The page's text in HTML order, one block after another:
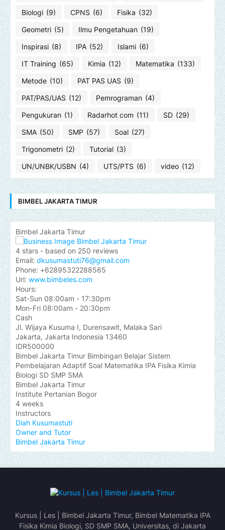
Biologi (9) CPNS (6) Fisika (32)
Geometri (5) Ilmu Pengetahuan (19)
Inspirasi (8) IPA (52) Islami (6)
IT Training (65) Kimia (12) Matematika (133)
Metode (10) PAT PAS UAS (9)
PAT/PAS/UAS (12) Pemrograman (4)
Pengukuran (1) Radarhot com (11) SD (29)
SMA (50) SMP (57) Soal (27)
Trigonometri (2) Tutorial (3)
UN/UNBK/USBN (4) UTS/PTS (6) video (12)
BIMBEL JAKARTA TIMUR
Bimbel Jakarta Timur
4 stars - based on 250 reviews
Email: dkusumastuti76@gmail.com
Phone: +62895322288565
Url: www.bimbeles.com
Hours:
Sat-Sun 08:00am - 17:30pm
Mon-Fri 08:00am - 20:30pm
Cash
Jl. Wijaya Kusuma I, Durensawit, Malaka Sari
Jakarta, Jakarta Indonesia 13460
IDR500000
Bimbel Jakarta Timur Bimbingan Belajar Sistem
Pembelajaran Adaptif Soal Matematika IPA Fisika Kimia
Biologi SD SMP SMA
Bimbel Jakarta Timur
Institute Pertanian Bogor
4 weeks
Instructors
Diah Kusumastuti
Owner and Tutor
Bimbel Jakarta Timur
Kursus | Les | Bimbel Jakarta Timur, Bimbel Matematika IPA
Fisika Kimia Biologi, SD SMP SMA, Universitas, di Jakarta